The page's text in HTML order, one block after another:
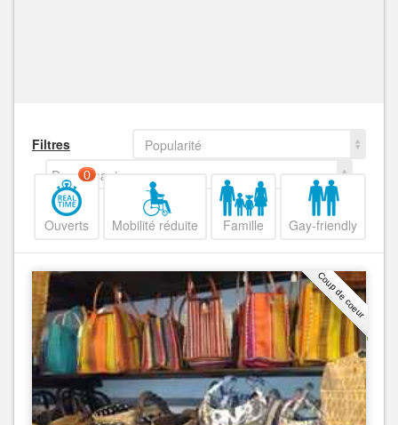
Filtres
Popularité
Decroissant
Ouverts
0
Mobilité réduite Famille Gay-friendly
Coup de coeur